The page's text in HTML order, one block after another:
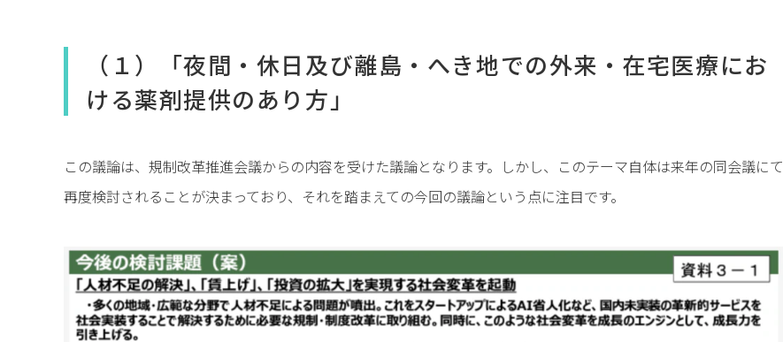
（１）「夜間・休日及び離島・へき地での外来・在宅医療にお
ける薬剤提供のあり方」
この議論は、規制改革推進会議からの内容を受けた議論となります。しかし、このテーマ自体は来年の同会議にて
再度検討されることが決まっており、それを踏まえての今回の議論という点に注目です。